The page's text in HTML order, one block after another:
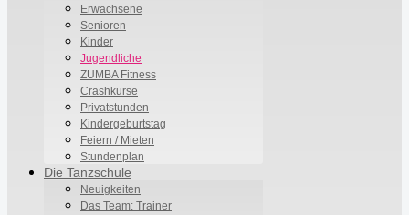
Erwachsene
Senioren
Kinder
Jugendliche
ZUMBA Fitness
Crashkurse
Privatstunden
Kindergeburtstag
Feiern / Mieten
Stundenplan
Die Tanzschule
Neuigkeiten
Das Team: Trainer